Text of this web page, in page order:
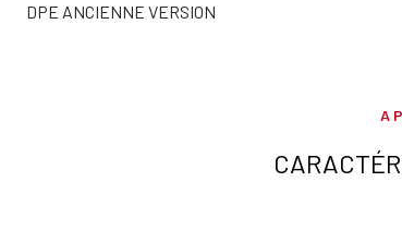
DPE ANCIENNE VERSION
A